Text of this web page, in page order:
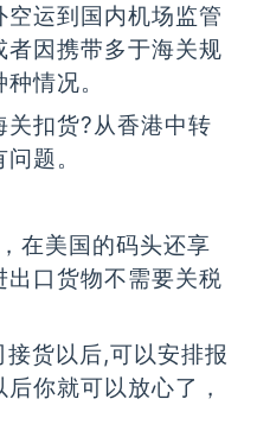
运到国内机场监管
因携带多于海关规
情况。
扣货?从香港中转
题。
在美国的码头还享
口货物不需要关税
货以后,可以安排报
你就可以放心了，